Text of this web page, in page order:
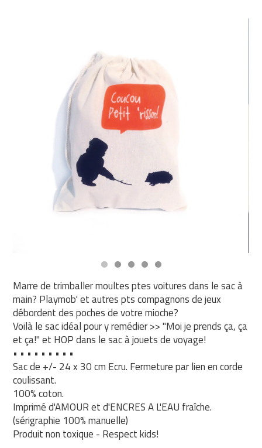
Marre de trimballer moultes ptes voitures dans le sac à
main? Playmob' et autres pts compagnons de jeux
débordent des poches de votre mioche?
Voilà le sac idéal pour y remédier >> "Moi je prends ça, ça
et ça!" et HOP dans le sac à jouets de voyage!
• • • • • • • • •
Sac de +/- 24 x 30 cm Ecru. Fermeture par lien en corde
coulissant.
100% coton.
Imprimé d'AMOUR et d'ENCRES A L'EAU fraîche.
(sérigraphie 100% manuelle)
Produit non toxique - Respect kids!